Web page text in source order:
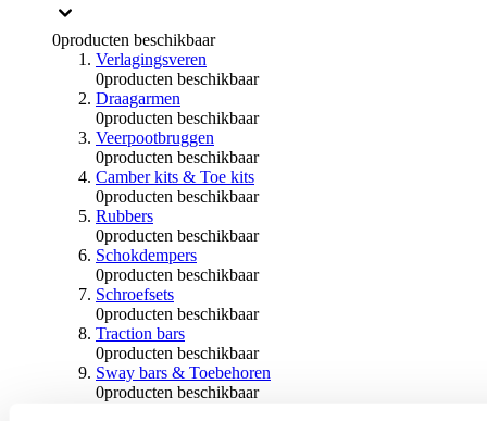
0producten beschikbaar
Verlagingsveren
0producten beschikbaar
Draagarmen
0producten beschikbaar
Veerpootbruggen
0producten beschikbaar
Camber kits & Toe kits
0producten beschikbaar
Rubbers
0producten beschikbaar
Schokdempers
0producten beschikbaar
Schroefsets
0producten beschikbaar
Traction bars
0producten beschikbaar
Sway bars & Toebehoren
0producten beschikbaar